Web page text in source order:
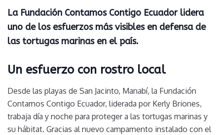
La Fundación Contamos Contigo Ecuador lidera
uno de los esfuerzos más visibles en defensa de
las tortugas marinas en el país.
Un esfuerzo con rostro local
Desde las playas de San Jacinto, Manabí, la Fundación
Contamos Contigo Ecuador, liderada por Kerly Briones,
trabaja día y noche para proteger a las tortugas marinas y
su hábitat. Gracias al nuevo campamento instalado con el